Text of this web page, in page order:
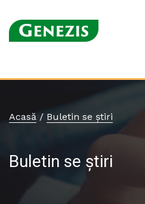
Acasă / Buletin se știri
Buletin se știri